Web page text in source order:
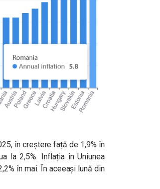
în creștere față de 1,9% în
la 2,5%. Inflația în Uniunea
în mai. În aceeași lună din